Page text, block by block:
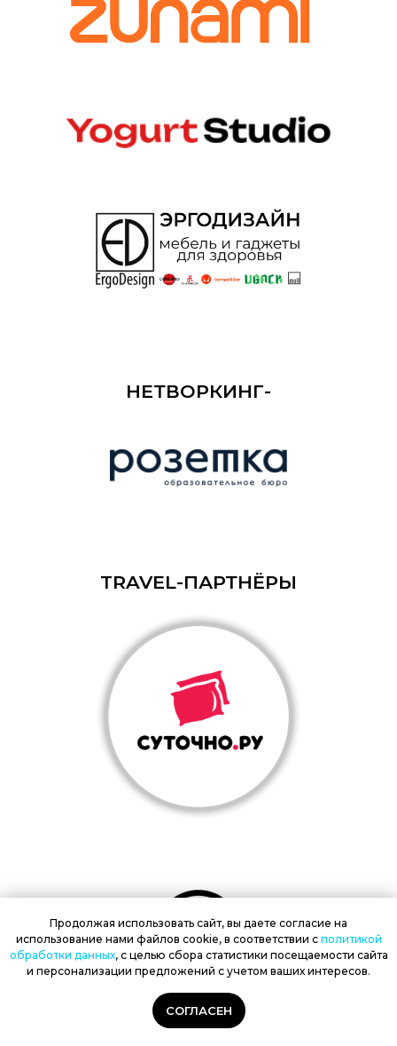
Продолжая использовать сайт, вы даете согласие на
использование нами файлов cookie, в соответствии с политикой
обработки данных, с целью сбора статистики посещаемости сайта
и персонализации предложений с учетом ваших интересов.
СОГЛАСЕН
НЕТВОРКИНГ-
TRAVEL-ПАРТНЁРЫ
КОНФЕРЕНЦИЯ ЗАВЕРШЕНА, ЖДЕМ ВАС НА
СЛЕДУЮЩЕМ
MERGE